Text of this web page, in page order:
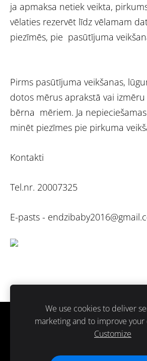
ja apmaksa netiek veikta,
vēlaties rezervēt līdz vēlamam
piezīmēs, pie pasūtījuma
Pirms pasūtījuma veikšanas,
dotos mērus aprakstā vai
bērna mēriem. Ja
minēt piezīmes pie pirkuma
Kontakti
Tel.nr. 20007325
E-pasts -
Sīkdatnes
Paldies ka atbalsti ražots
We use cookies to deliver
marketing and to improve
Customize